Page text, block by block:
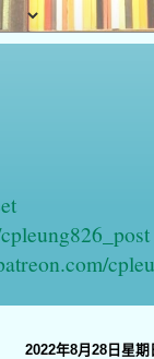
2022年8月28日星期